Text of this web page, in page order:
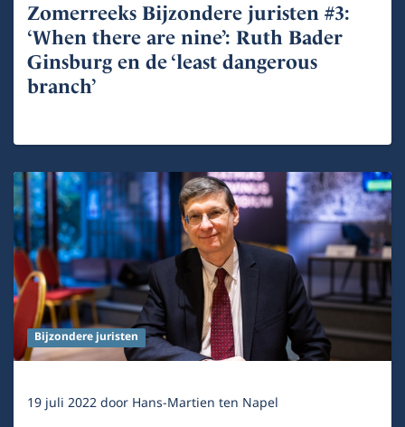
Zomerreeks Bijzondere juristen #3:
‘When there are nine’: Ruth Bader
Ginsburg en de ‘least dangerous
branch’
Bijzondere juristen
19 juli 2022door Hans-Martien ten Napel